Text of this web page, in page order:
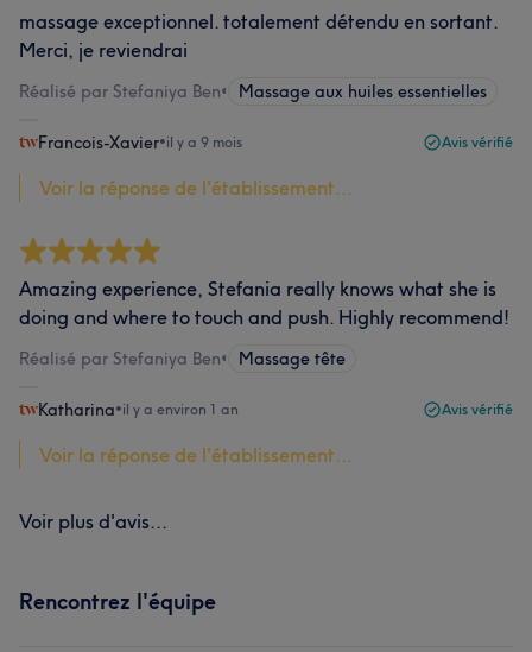
massage exceptionnel. totalement détendu en sortant.
Merci, je reviendrai
Réalisé par Stefaniya Ben• Massage aux huiles essentielles
Francois-Xavier•il y a 9 mois Avis vérifié
Voir la réponse de l'établissement...
Amazing experience, Stefania really knows what she is
doing and where to touch and push. Highly recommend!
Réalisé par Stefaniya Ben• Massage tête
Katharina•il y a environ 1 an Avis vérifié
Voir la réponse de l'établissement...
Voir plus d'avis...
Rencontrez l'équipe